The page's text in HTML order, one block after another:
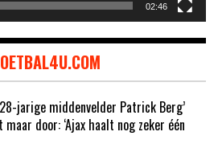
02:46
jarige middenvelder Patrick Berg’
door: ‘Ajax haalt nog zeker één